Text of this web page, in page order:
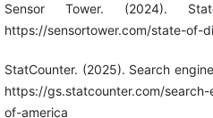
Sensor Tower. (2024).
https://sensortower.com/state-of-
StatCounter. (2025). Search
https://gs.statcounter.com/
of-america